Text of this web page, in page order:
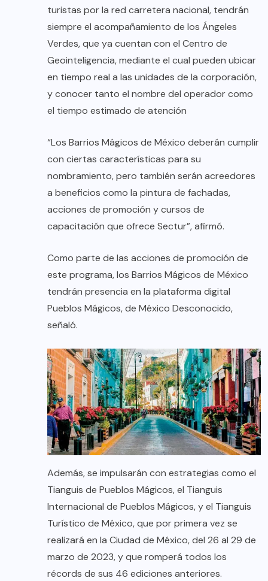
turistas por la red carretera nacional, tendrán
siempre el acompañamiento de los Ángeles
Verdes, que ya cuentan con el Centro de
Geointeligencia, mediante el cual pueden ubicar
en tiempo real a las unidades de la corporación,
y conocer tanto el nombre del operador como
el tiempo estimado de atención
“Los Barrios Mágicos de México deberán cumplir
con ciertas características para su
nombramiento, pero también serán acreedores
a beneficios como la pintura de fachadas,
acciones de promoción y cursos de
capacitación que ofrece Sectur”, afirmó.
Como parte de las acciones de promoción de
este programa, los Barrios Mágicos de México
tendrán presencia en la plataforma digital
Pueblos Mágicos, de México Desconocido,
señaló.
Además, se impulsarán con estrategias como el
Tianguis de Pueblos Mágicos, el Tianguis
Internacional de Pueblos Mágicos, y el Tianguis
Turístico de México, que por primera vez se
realizará en la Ciudad de México, del 26 al 29 de
marzo de 2023, y que romperá todos los
récords de sus 46 ediciones anteriores.